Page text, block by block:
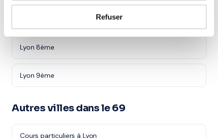
Refuser
Lyon 8ème
Lyon 9ème
Autres villes dans le 69
Cours particuliers à Lyon